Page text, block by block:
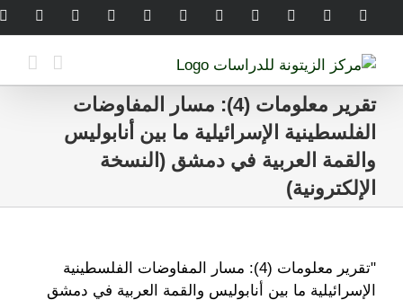
to
content
Facebook
Instagram
YouTube
Tiktok
Threads
LinkedIn
SoundCloud
WhatsApp
تقرير معلومات (4): مسار المفاوضات
الفلسطينية الإسرائيلية ما بين أنابوليس
والقمة العربية في دمشق (النسخة
الإلكترونية)
"تقرير معلومات (4): مسار المفاوضات الفلسطينية
الإسرائيلية ما بين أنابوليس والقمة العربية في دمشق